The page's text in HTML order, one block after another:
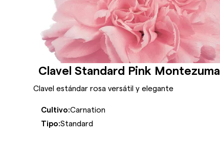
Clavel Standard Pink Montezuma
Clavel estándar rosa versátil y elegante
Cultivo:Carnation
Tipo:Standard